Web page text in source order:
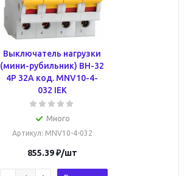
Выключатель нагрузки
(мини-рубильник) ВН-32
4Р 32А код. MNV10-4-
032 IEK
Много
Артикул: MNV10-4-032
855.39₽/шт